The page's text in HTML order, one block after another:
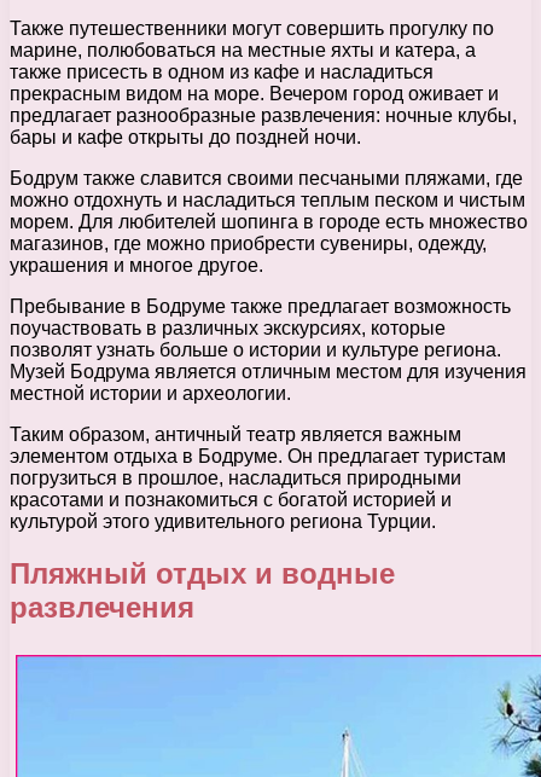
Также путешественники могут совершить прогулку по
марине, полюбоваться на местные яхты и катера, а
также присесть в одном из кафе и насладиться
прекрасным видом на море. Вечером город оживает и
предлагает разнообразные развлечения: ночные клубы,
бары и кафе открыты до поздней ночи.
Бодрум также славится своими песчаными пляжами, где
можно отдохнуть и насладиться теплым песком и чистым
морем. Для любителей шопинга в городе есть множество
магазинов, где можно приобрести сувениры, одежду,
украшения и многое другое.
Пребывание в Бодруме также предлагает возможность
поучаствовать в различных экскурсиях, которые
позволят узнать больше о истории и культуре региона.
Музей Бодрума является отличным местом для изучения
местной истории и археологии.
Таким образом, античный театр является важным
элементом отдыха в Бодруме. Он предлагает туристам
погрузиться в прошлое, насладиться природными
красотами и познакомиться с богатой историей и
культурой этого удивительного региона Турции.
Пляжный отдых и водные
развлечения